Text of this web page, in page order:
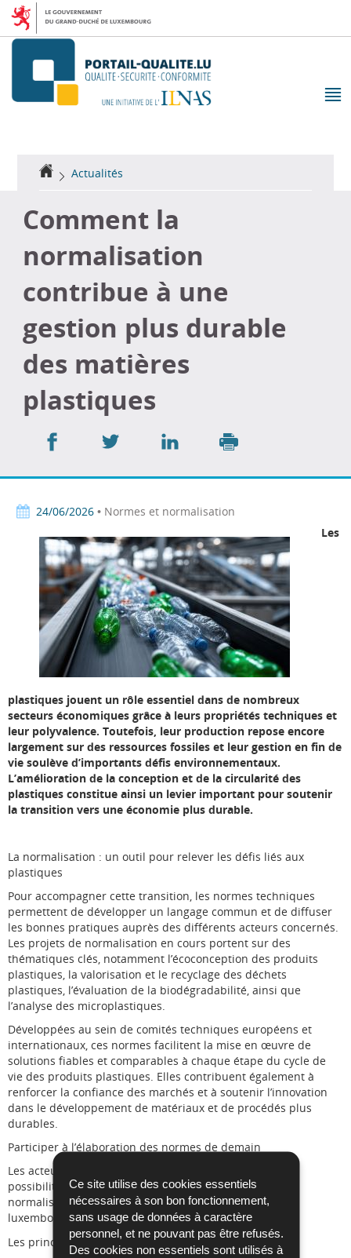
Ce site utilise des cookies essentiels
nécessaires à son bon fonctionnement,
sans usage de données à caractère
personnel, et ne pouvant pas être refusés.
Des cookies non essentiels sont utilisés à
Aller
la
Aller
contenu
Accueil
Actualités
Comment la
normalisation
contribue à une
gestion plus durable
des matières
plastiques
Partager
Partager
Partager
24/06/2026 • Normes et normalisation
Les
plastiques jouent un rôle essentiel dans de nombreux
secteurs économiques grâce à leurs propriétés techniques et
leur polyvalence. Toutefois, leur production repose encore
largement sur des ressources fossiles et leur gestion en fin de
vie soulève d’importants défis environnementaux.
L’amélioration de la conception et de la circularité des
plastiques constitue ainsi un levier important pour soutenir
la transition vers une économie plus durable.
La normalisation : un outil pour relever les défis liés aux
plastiques
Pour accompagner cette transition, les normes techniques
permettent de développer un langage commun et de diffuser
les bonnes pratiques auprès des différents acteurs concernés.
Les projets de normalisation en cours portent sur des
thématiques clés, notamment l’écoconception des produits
plastiques, la valorisation et le recyclage des déchets
plastiques, l’évaluation de la biodégradabilité, ainsi que
l’analyse des microplastiques.
Développées au sein de comités techniques européens et
internationaux, ces normes facilitent la mise en œuvre de
solutions fiables et comparables à chaque étape du cycle de
vie des produits plastiques. Elles contribuent également à
renforcer la confiance des marchés et à soutenir l’innovation
dans le développement de matériaux et de procédés plus
durables.
Participer à l’élaboration des normes de demain
Les acteurs socio-économiques luxembourgeois ont la
possibilité de participer gratuitement aux travaux de
normalisation par l’intermédiaire de l’Organisme
luxembourgeois de normalisation (OLN) de l’ILNAS.
Les principaux comités internationaux sont :